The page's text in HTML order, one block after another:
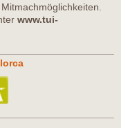
www.tui-